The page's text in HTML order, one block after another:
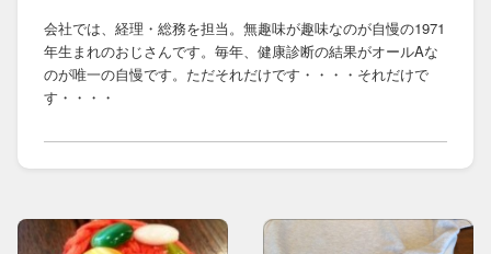
会社では、経理・総務を担当。無趣味が趣味なのが自慢の1971
年生まれのおじさんです。毎年、健康診断の結果がオールAな
のが唯一の自慢です。ただそれだけです・・・・それだけで
す・・・・